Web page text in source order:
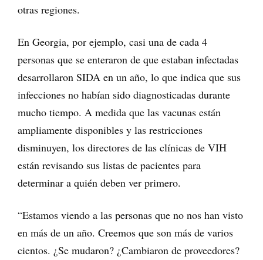
otras regiones.
En Georgia, por ejemplo, casi una de cada 4
personas que se enteraron de que estaban infectadas
desarrollaron SIDA en un año, lo que indica que sus
infecciones no habían sido diagnosticadas durante
mucho tiempo. A medida que las vacunas están
ampliamente disponibles y las restricciones
disminuyen, los directores de las clínicas de VIH
están revisando sus listas de pacientes para
determinar a quién deben ver primero.
“Estamos viendo a las personas que no nos han visto
en más de un año. Creemos que son más de varios
cientos. ¿Se mudaron? ¿Cambiaron de proveedores?